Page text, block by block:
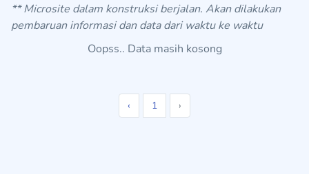
** Microsite dalam konstruksi berjalan. Akan dilakukan
pembaruan informasi dan data dari waktu ke waktu
Oopss.. Data masih kosong
‹ 1 ›